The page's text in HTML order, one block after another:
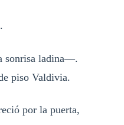
sonrisa ladina—.
piso Valdivia.
por la puerta,